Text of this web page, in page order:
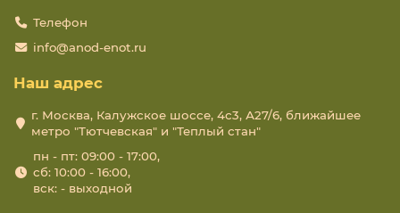
Телефон
info@anod-enot.ru
Наш адрес
г. Москва, Калужское шоссе, 4с3, А27/6, ближайшее
метро "Тютчевская" и "Теплый стан"
пн - пт: 09:00 - 17:00,
сб: 10:00 - 16:00,
вск: - выходной